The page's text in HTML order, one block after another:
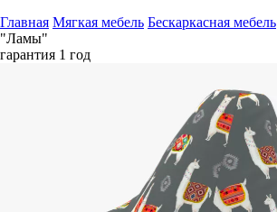
Главная Мягкая мебель Бескаркасная мебель
"Ламы"
гарантия 1 год